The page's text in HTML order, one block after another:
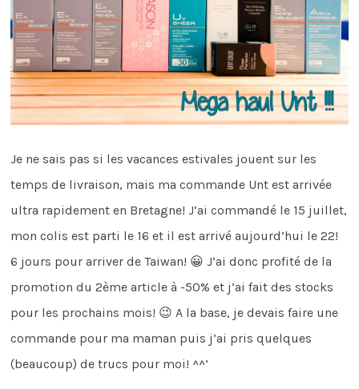
Je ne sais pas si les vacances estivales jouent sur les
temps de livraison, mais ma commande Unt est arrivée
ultra rapidement en Bretagne! J’ai commandé le 15 juillet,
mon colis est parti le 16 et il est arrivé aujourd’hui le 22!
6 jours pour arriver de Taiwan! 😀 J’ai donc profité de la
promotion du 2ème article à -50% et j’ai fait des stocks
pour les prochains mois! 😉 A la base, je devais faire une
commande pour ma maman puis j’ai pris quelques
(beaucoup) de trucs pour moi! ^^’